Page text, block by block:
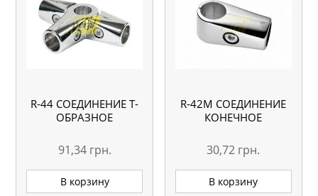
R-44 СОЕДИНЕНИЕ Т-
ОБРАЗНОЕ
91,34 грн.
В корзину
R-42М СОЕДИНЕНИЕ
КОНЕЧНОЕ
30,72 грн.
В корзину